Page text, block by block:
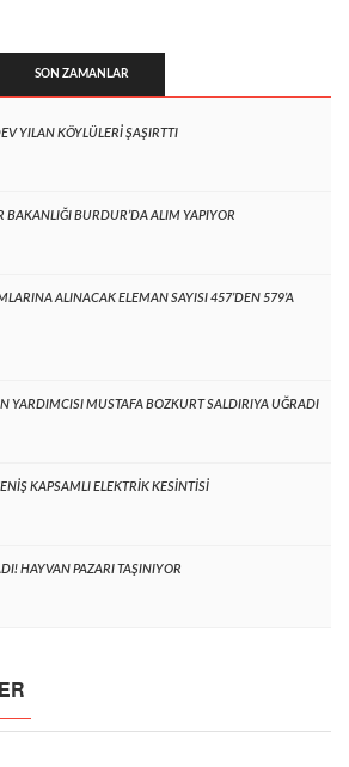
SON ZAMANLAR
YILAN KÖYLÜLERİ ŞAŞIRTTI
BAKANLIĞI BURDUR’DA ALIM YAPIYOR
ALINACAK ELEMAN SAYISI 457’DEN 579’A
YARDIMCISI MUSTAFA BOZKURT SALDIRIYA UĞRADI
KAPSAMLI ELEKTRİK KESİNTİSİ
HAYVAN PAZARI TAŞINIYOR